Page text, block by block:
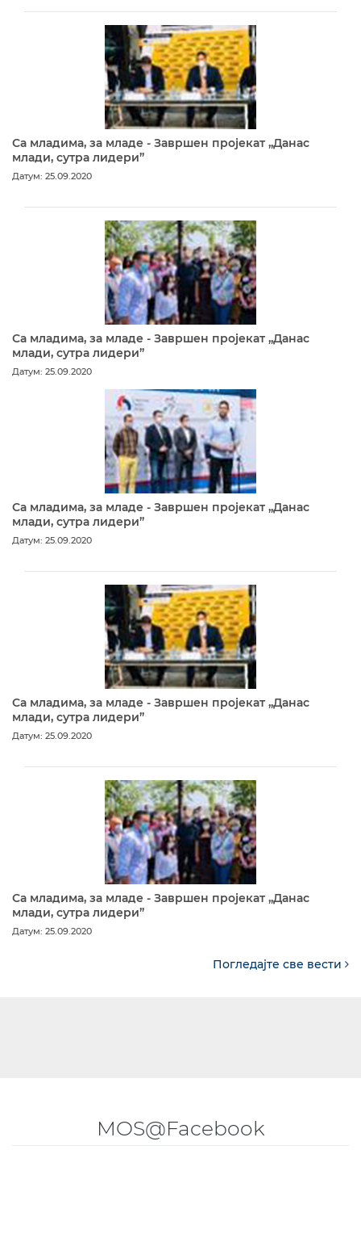
Са младима, за младе - Завршен пројекат „Данас
млади, сутра лидери”
Датум: 25.09.2020
Са младима, за младе - Завршен пројекат „Данас
млади, сутра лидери”
Датум: 25.09.2020
Са младима, за младе - Завршен пројекат „Данас
млади, сутра лидери”
Датум: 25.09.2020
Са младима, за младе - Завршен пројекат „Данас
млади, сутра лидери”
Датум: 25.09.2020
Са младима, за младе - Завршен пројекат „Данас
млади, сутра лидери”
Датум: 25.09.2020
Погледајте све вести
MOS@Facebook